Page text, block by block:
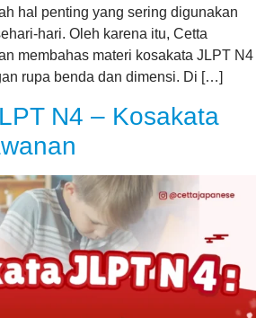
hal penting yang sering digunakan
hari. Oleh karena itu, Cetta
membahas materi kosakata JLPT N4
rupa benda dan dimensi. Di […]
N4 – Kosakata